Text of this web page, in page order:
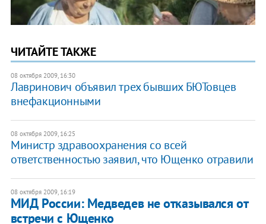
ЧИТАЙТЕ ТАКЖЕ
08 октября 2009, 16:30
Лавринович объявил трех бывших БЮТовцев
внефакционными
08 октября 2009, 16:25
Министр здравоохранения со всей
ответственностью заявил, что Ющенко отравили
08 октября 2009, 16:19
МИД России: Медведев не отказывался от
встречи с Ющенко